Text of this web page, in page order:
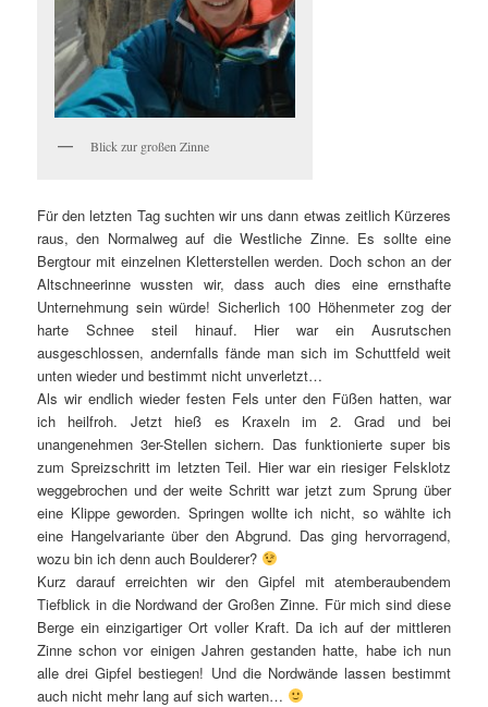
Blick zur großen Zinne
Für den letzten Tag suchten wir uns dann etwas zeitlich Kürzeres
raus, den Normalweg auf die Westliche Zinne. Es sollte eine
Bergtour mit einzelnen Kletterstellen werden. Doch schon an der
Altschneerinne wussten wir, dass auch dies eine ernsthafte
Unternehmung sein würde! Sicherlich 100 Höhenmeter zog der
harte Schnee steil hinauf. Hier war ein Ausrutschen
ausgeschlossen, andernfalls fände man sich im Schuttfeld weit
unten wieder und bestimmt nicht unverletzt…
Als wir endlich wieder festen Fels unter den Füßen hatten, war
ich heilfroh. Jetzt hieß es Kraxeln im 2. Grad und bei
unangenehmen 3er-Stellen sichern. Das funktionierte super bis
zum Spreizschritt im letzten Teil. Hier war ein riesiger Felsklotz
weggebrochen und der weite Schritt war jetzt zum Sprung über
eine Klippe geworden. Springen wollte ich nicht, so wählte ich
eine Hangelvariante über den Abgrund. Das ging hervorragend,
wozu bin ich denn auch Boulderer?
Kurz darauf erreichten wir den Gipfel mit atemberaubendem
Tiefblick in die Nordwand der Großen Zinne. Für mich sind diese
Berge ein einzigartiger Ort voller Kraft. Da ich auf der mittleren
Zinne schon vor einigen Jahren gestanden hatte, habe ich nun
alle drei Gipfel bestiegen! Und die Nordwände lassen bestimmt
auch nicht mehr lang auf sich warten…